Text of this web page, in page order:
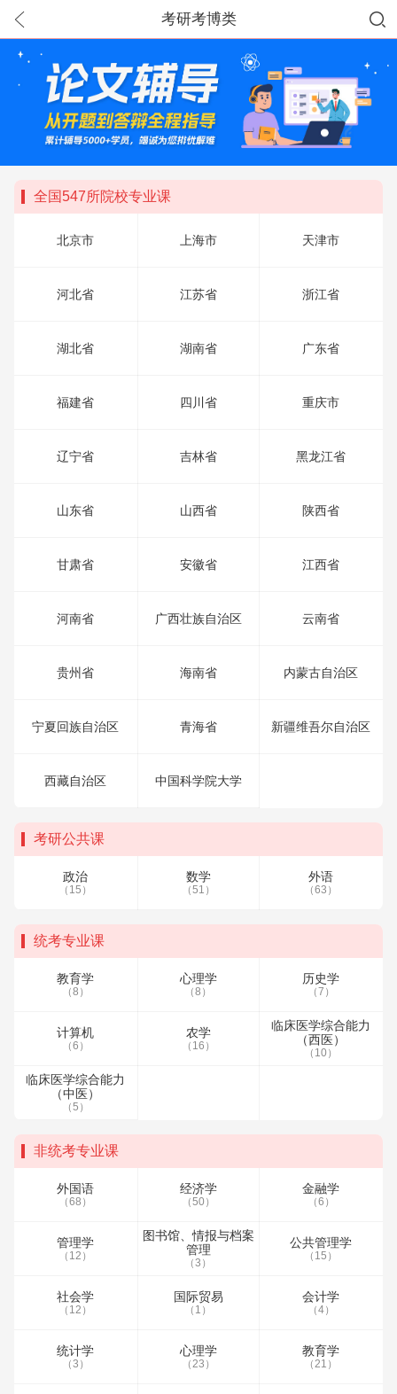
考研考博类
全国547所院校专业课
北京市 上海市 天津市
河北省 江苏省 浙江省
湖北省 湖南省 广东省
福建省 四川省 重庆市
辽宁省 吉林省 黑龙江省
山东省 山西省 陕西省
甘肃省 安徽省 江西省
河南省 广西壮族自治区 云南省
贵州省 海南省 内蒙古自治区
宁夏回族自治区 青海省 新疆维吾尔自治区
西藏自治区 中国科学院大学
考研公共课
政治
（15）
数学
（51）
外语
（63）
统考专业课
教育学
（8）
心理学
（8）
历史学
（7）
计算机
（6）
农学
（16）
临床医学综合能力
（西医）
（10）
临床医学综合能力
（中医）
（5）
非统考专业课
外国语
（68）
经济学
（50）
金融学
（6）
管理学
（12）
图书馆、情报与档案
管理
（3）
公共管理学
（15）
社会学
（12）
国际贸易
（1）
会计学
（4）
统计学
（3）
心理学
（23）
教育学
（21）